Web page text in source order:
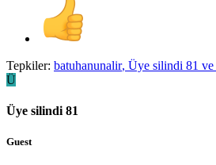
Tepkiler: batuhanunalir, Üye silindi 81 ve
Ü
Üye silindi 81
Guest